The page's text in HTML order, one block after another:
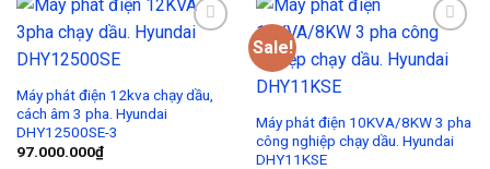
Máy phát điện 12kva chạy dầu,
cách âm 3 pha. Hyundai
DHY12500SE-3
97.000.000₫
Sale!
Add to
Wishlist
Máy phát điện 10KVA/8KW 3 pha
công nghiệp chạy dầu. Hyundai
DHY11KSE